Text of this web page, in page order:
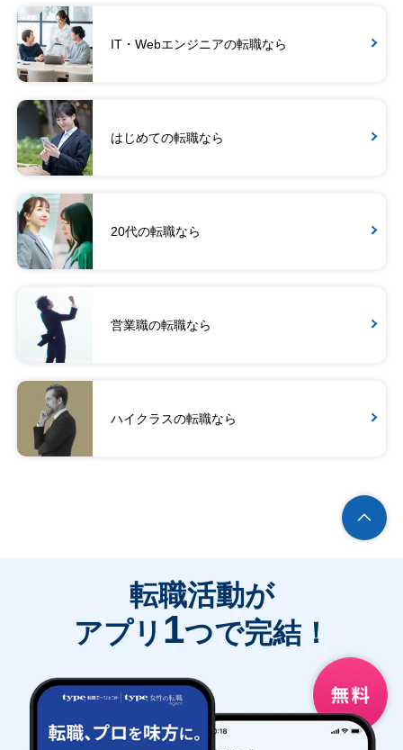
IT・Webエンジニアの転職なら
はじめての転職なら
20代の転職なら
営業職の転職なら
ハイクラスの転職なら
転職活動が
アプリ 1つで完結！